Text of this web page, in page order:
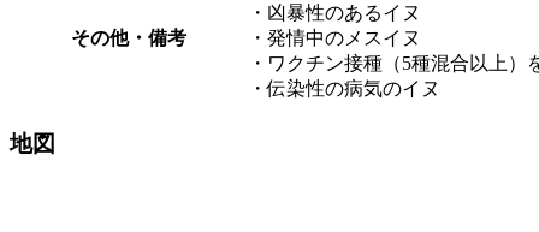
その他・備考
・凶暴性のあるイヌ
・発情中のメスイヌ
・ワクチン接種（5種混合以上）
・伝染性の病気のイヌ
地図